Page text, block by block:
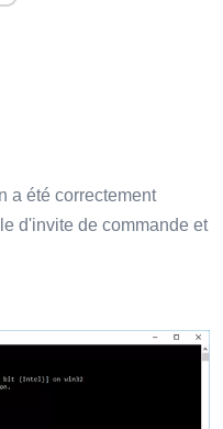
a été correctement
d'invite de commande et